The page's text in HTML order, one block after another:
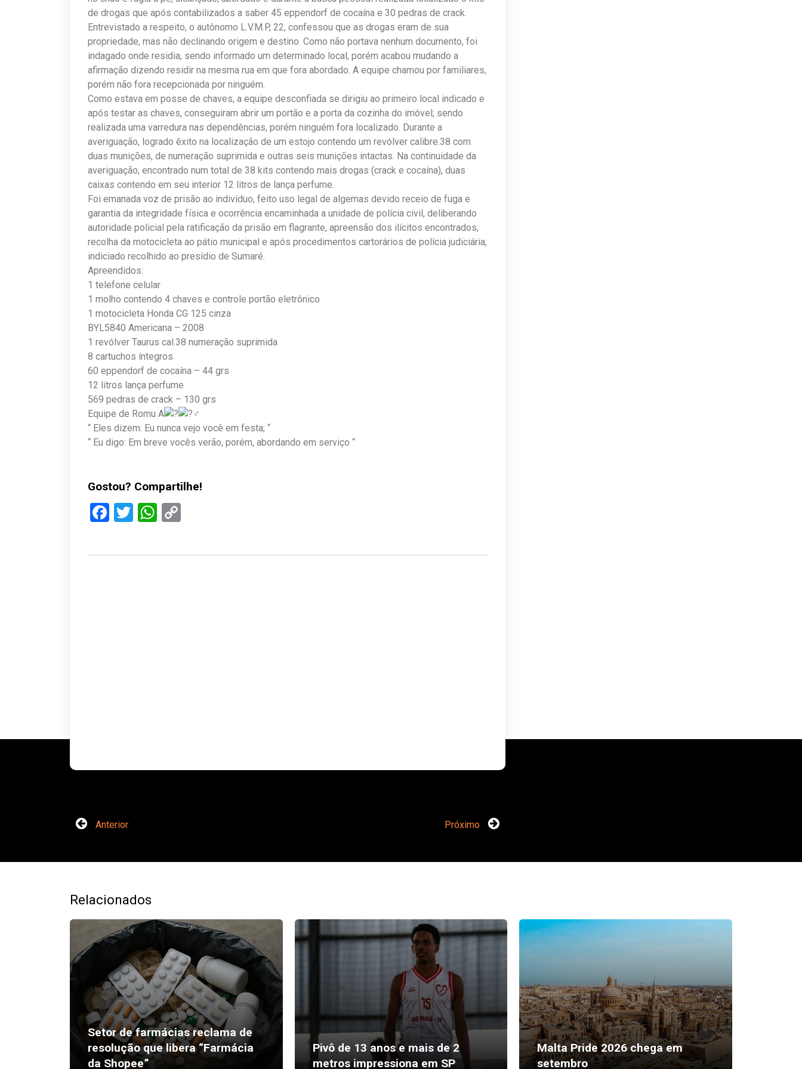
de drogas que após contabilizados a saber 45 eppendorf de cocaína e 30 pedras de crack.
Entrevistado a respeito, o autônomo L.V.M.P, 22, confessou que as drogas eram de sua
propriedade, mas não declinando origem e destino. Como não portava nenhum documento, foi
indagado onde residia, sendo informado um determinado local, porém acabou mudando a
afirmação dizendo residir na mesma rua em que fora abordado. A equipe chamou por familiares,
porém não fora recepcionada por ninguém.
Como estava em posse de chaves, a equipe desconfiada se dirigiu ao primeiro local indicado e
após testar as chaves, conseguiram abrir um portão e a porta da cozinha do imóvel; sendo
realizada uma varredura nas dependências, porém ninguém fora localizado. Durante a
averiguação, logrado êxito na localização de um estojo contendo um revólver calibre.38 com
duas munições, de numeração suprimida e outras seis munições intactas. Na continuidade da
averiguação, encontrado num total de 38 kits contendo mais drogas (crack e cocaína), duas
caixas contendo em seu interior 12 litros de lança perfume.
Foi emanada voz de prisão ao indivíduo, feito uso legal de algemas devido receio de fuga e
garantia da integridade física e ocorrência encaminhada a unidade de polícia civil, deliberando
autoridade policial pela ratificação da prisão em flagrante, apreensão dos ilícitos encontrados,
recolha da motocicleta ao pátio municipal e após procedimentos cartorários de polícia judiciária,
indiciado recolhido ao presídio de Sumaré.
Apreendidos:
1 telefone celular
1 molho contendo 4 chaves e controle portão eletrônico
1 motocicleta Honda CG 125 cinza
BYL5840 Americana – 2008
1 revólver Taurus cal.38 numeração suprimida
8 cartuchos íntegros
60 eppendorf de cocaína – 44 grs
12 litros lança perfume
569 pedras de crack – 130 grs
Equipe de Romu A
“ Eles dizem: Eu nunca vejo você em festa; “
“ Eu digo: Em breve vocês verão, porém, abordando em serviço “
Gostou? Compartilhe!
Facebook
TwitterWhatsApp
Anterior Próximo
Relacionados
Setor de farmácias reclama de
resolução que libera “Farmácia
da Shopee”
Pivô de 13 anos e mais de 2
metros impressiona em SP
Malta Pride 2026 chega em
setembro